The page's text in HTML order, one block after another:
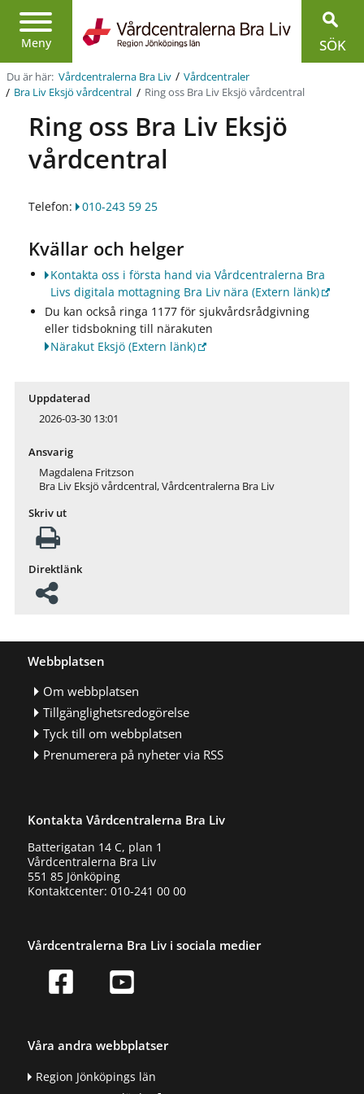
Meny
Region
Jönköpings
län
SÖK
Du är här: Vårdcentralerna Bra Liv / Vårdcentraler
/ Bra Liv Eksjö vårdcentral / Ring oss Bra Liv Eksjö vårdcentral
Ring oss Bra Liv Eksjö
vårdcentral
Telefon: 010-243 59 25
Kvällar och helger
Kontakta oss i första hand via Vårdcentralerna Bra
Livs digitala mottagning Bra Liv nära (Extern länk)
Du kan också ringa 1177 för sjukvårdsrådgivning
eller tidsbokning till närakuten
Närakut Eksjö (Extern länk)
Uppdaterad
2026-03-30 13:01
Ansvarig
Magdalena Fritzson
Bra Liv Eksjö vårdcentral, Vårdcentralerna Bra Liv
Skriv ut
Direktlänk
Webbplatsen
Om webbplatsen
Tillgänglighetsredogörelse
Tyck till om webbplatsen
Prenumerera på nyheter via RSS
Kontakta Vårdcentralerna Bra Liv
Batterigatan 14 C, plan 1
Vårdcentralerna Bra Liv
551 85 Jönköping
Kontaktcenter: 010-241 00 00
Vårdcentralerna Bra Liv i sociala medier
Våra andra webbplatser
Region Jönköpings län